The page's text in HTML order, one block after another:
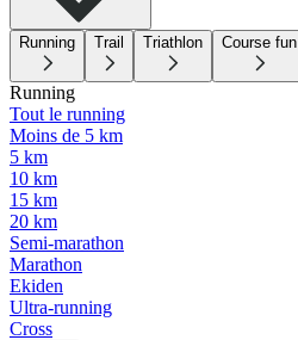
Running Trail Triathlon Course fun
Running
Tout le running
Moins de 5 km
5 km
10 km
15 km
20 km
Semi-marathon
Marathon
Ekiden
Ultra-running
Cross